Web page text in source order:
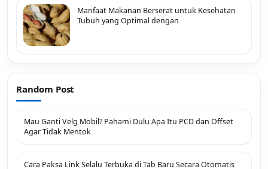
Manfaat Makanan Berserat untuk Kesehatan
Tubuh yang Optimal dengan
Random Post
Mau Ganti Velg Mobil? Pahami Dulu Apa Itu PCD dan Offset
Agar Tidak Mentok
Cara Paksa Link Selalu Terbuka di Tab Baru Secara Otomatis